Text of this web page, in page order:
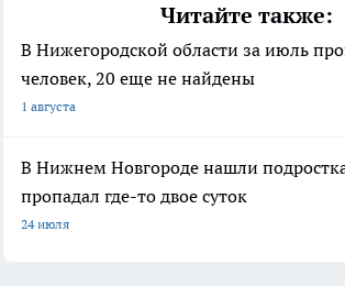
Читайте также:
В Нижегородской области за июль
человек, 20 еще не найдены
1 августа
В Нижнем Новгороде нашли
пропадал где-то двое суток
24 июля